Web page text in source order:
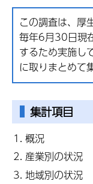
この調査は、厚
毎年6月30日現
するため実施し
に取りまとめて
集計項目
概況
産業別の状況
地域別の状況